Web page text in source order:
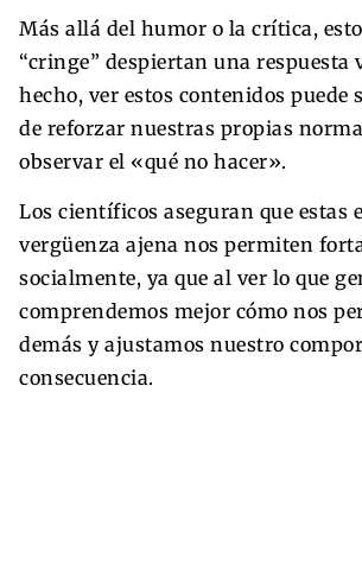
Más allá del humor o la crítica,
“cringe” despiertan una respuesta
hecho, ver estos contenidos puede
de reforzar nuestras propias
observar el «qué no hacer».
Los científicos aseguran que estas
vergüenza ajena nos permiten
socialmente, ya que al ver lo que
comprendemos mejor cómo nos
demás y ajustamos nuestro
consecuencia.